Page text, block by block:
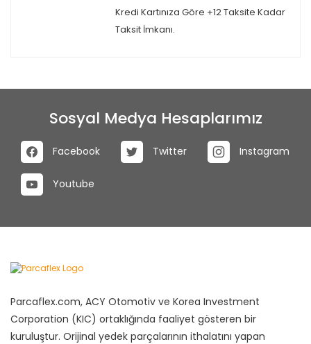
Kredi Kartınıza Göre +12 Taksite Kadar
Taksit İmkanı.
Sosyal Medya Hesaplarımız
Facebook Twitter Instagram
Youtube
Parcaflex.com, ACY Otomotiv ve Korea Investment
Corporation (KIC) ortaklığında faaliyet gösteren bir
kuruluştur. Orijinal yedek parçalarının ithalatını yapan